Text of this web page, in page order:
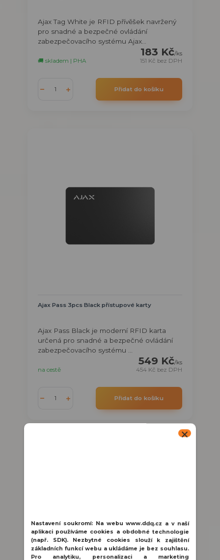
Ajax Tag White je RFID přívěšek navržený
pro snadné a bezpečné ovládání
zabezpečovacího systému Ajax...
183 Kč/ks
151 Kč bez DPH
🚚 skladem | PHA
Přidat do košíku
Ajax Pass 3pcs Black přístupové karty
Ajax Pass Black je moderní RFID karta
určená pro snadné a bezpečné ovládání
zabezpečovacího systému ...
549 Kč/ks
454 Kč bez DPH
na cestě
Přidat do košíku
Nastavení soukromí:
Na webu www.ddq.cz a v naší
aplikaci používáme cookies a obdobné technologie
(např. SDK). Nezbytné cookies slouží k zajištění
základních funkcí webu a ukládáme je bez souhlasu.
Pro analytiku, personalizaci a marketing